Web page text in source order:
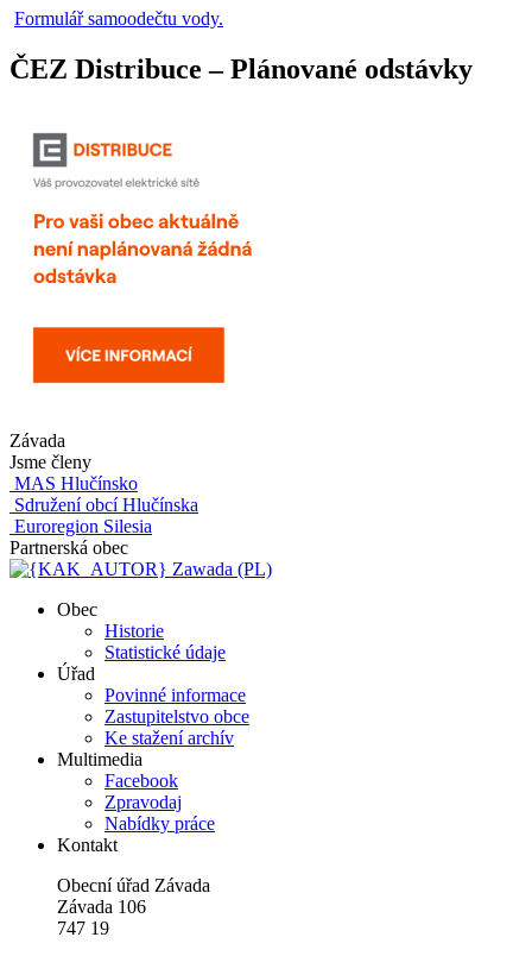
Formulář samoodečtu vody.
ČEZ Distribuce – Plánované odstávky
Závada
Jsme členy
MAS Hlučínsko
Sdružení obcí Hlučínska
Euroregion Silesia
Partnerská obec
Zawada (PL)
Obec
Historie
Statistické údaje
Úřad
Povinné informace
Zastupitelstvo obce
Ke stažení archív
Multimedia
Facebook
Zpravodaj
Nabídky práce
Kontakt
Obecní úřad Závada
Závada 106
747 19